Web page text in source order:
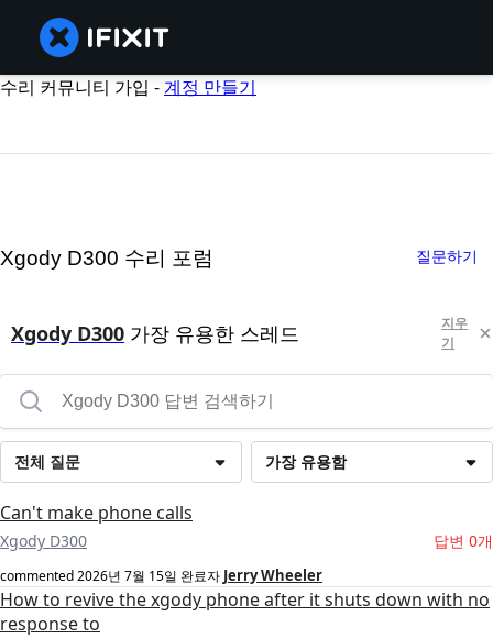
수리 커뮤니티 가입 -계정 만들기
Xgody D300 수리 포럼 질문하기
Xgody D300 가장 유용한 스레드
지우
기
가장 유용함
전체 질문
Can't make phone calls
Xgody D300 답변 0개
commented2026년 7월 15일 완료자 Jerry Wheeler
How to revive the xgody phone after it shuts down with no
response to